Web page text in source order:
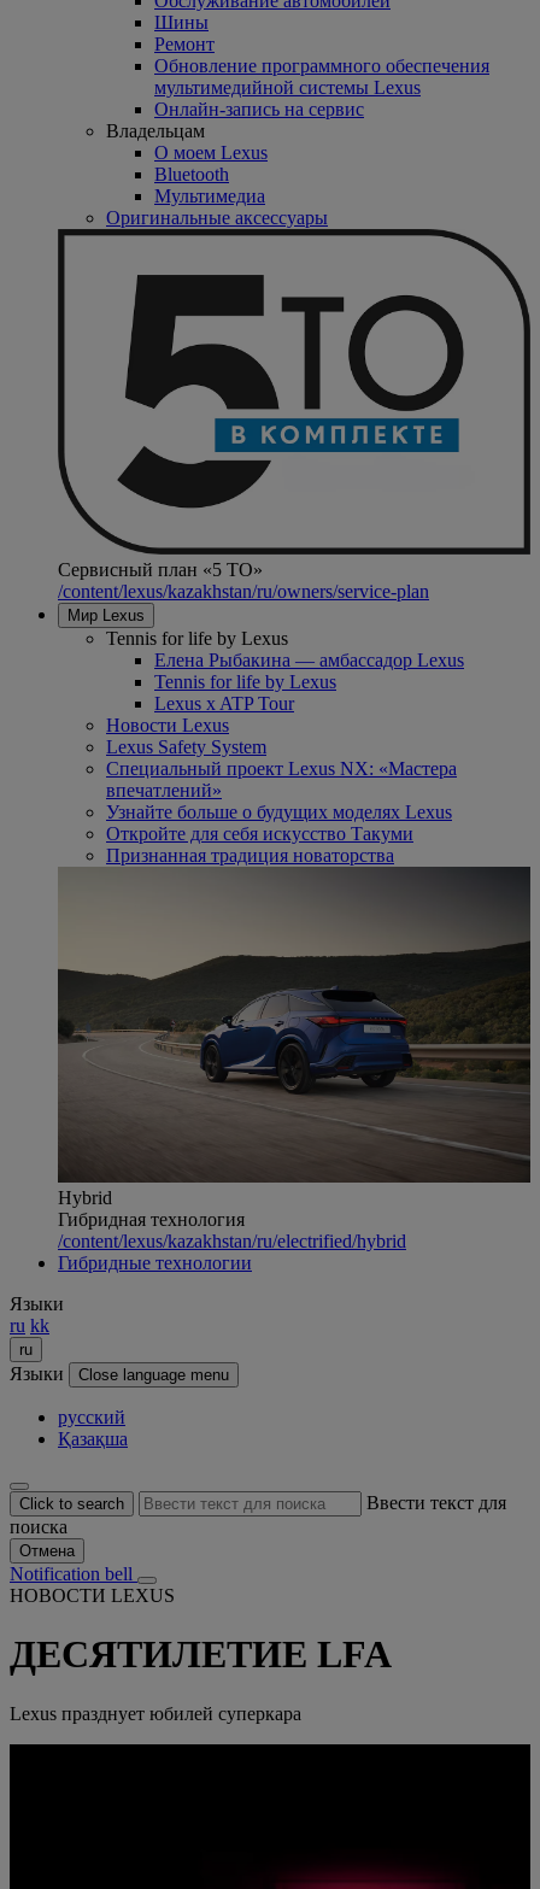
Шины
Ремонт
Обновление программного обеспечения
мультимедийной системы Lexus
Онлайн-запись на сервис
Владельцам
O моем Lexus
Bluetooth
Mультимедиа
Оригинальные аксессуары
Сервисный план «5 ТО»
/content/lexus/kazakhstan/ru/owners/service-plan
Мир Lexus
Tennis for life by Lexus
Елена Рыбакина — амбассадор Lexus
Tennis for life by Lexus
Lexus x ATP Tour
Новости Lexus
Lexus Safety System
Специальный проект Lexus NX: «Мастера
впечатлений»
Узнайте больше о будущих моделях Lexus
Откройте для себя искусство Такуми
Признанная традиция новаторства
Hybrid
Гибридная технология
/content/lexus/kazakhstan/ru/electrified/hybrid
Гибридные технологии
Языки
ru kk
ru
Языки Close language menu
русский
Қазақша
Click to search
Ввести текст для
поиска
Отмена
Notification bell
НОВОСТИ LEXUS
ДЕСЯТИЛЕТИЕ LFA
Lexus празднует юбилей суперкара